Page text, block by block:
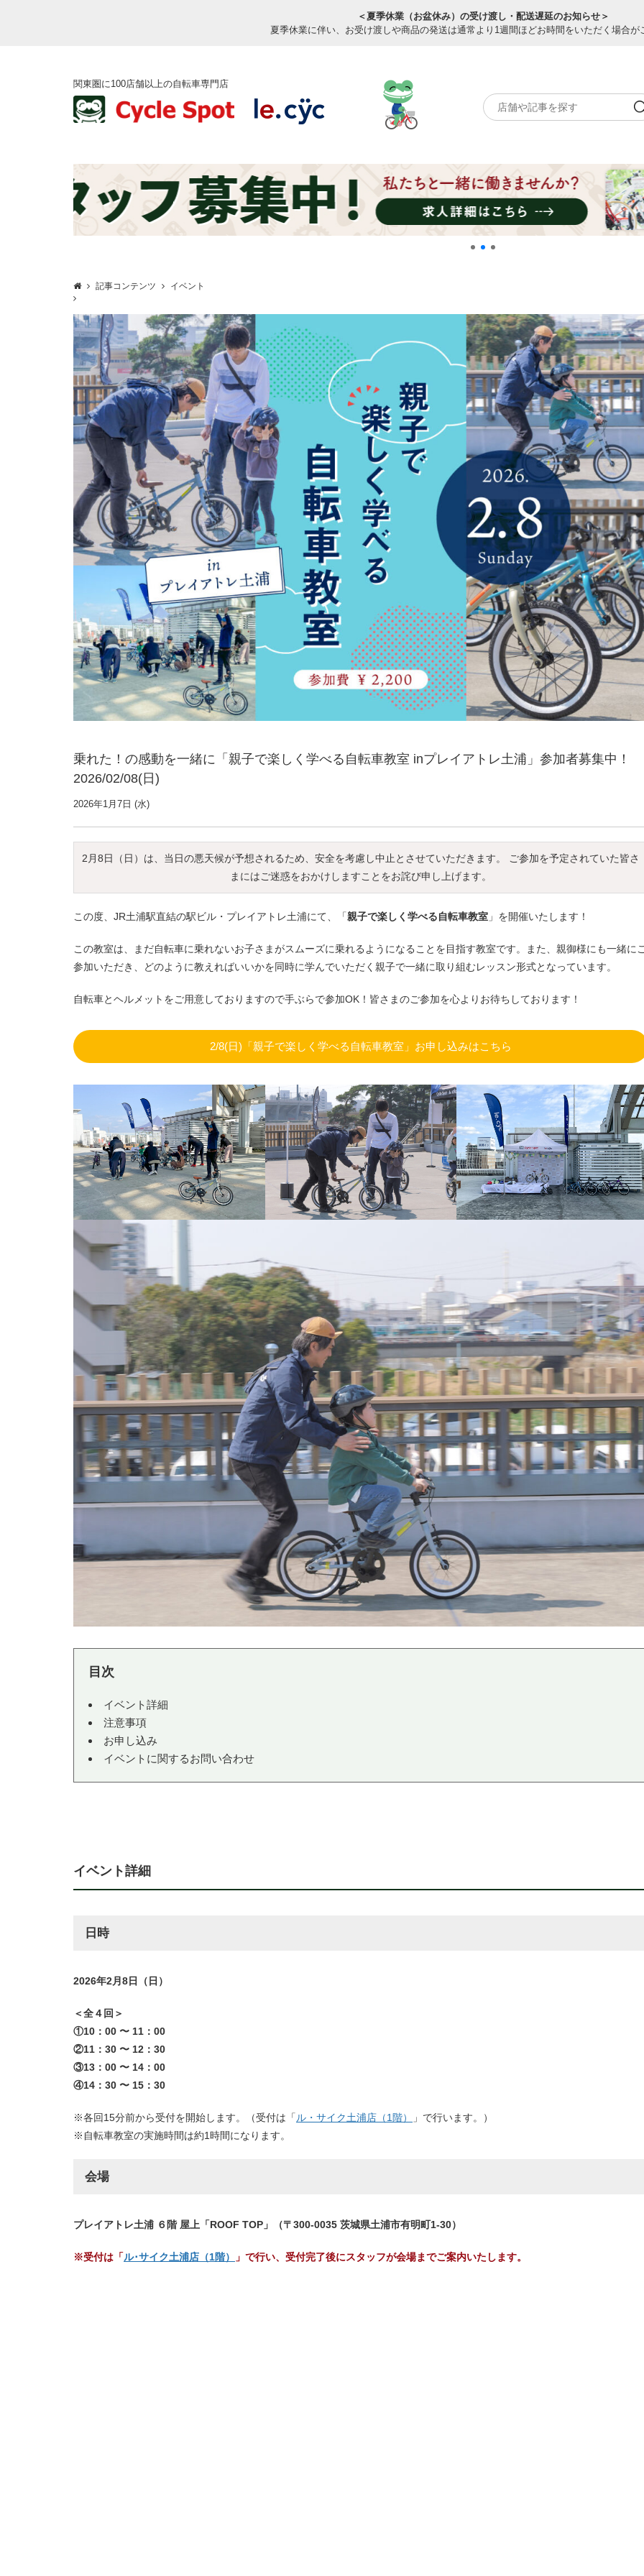
＜夏季休業（お盆休み）の受け渡し・配送遅延のお知らせ＞
夏季休業に伴い、お受け渡しや商品の発送は通常より1週間ほどお時間をいただく場合が
関東圏に100店舗以上の自転車専門店
記事コンテンツ イベント
乗れた！の感動を一緒に「親子で楽しく学べる自転車教室 inプレイアトレ土浦」参加者募集中！
2026/02/08(日)
2026年1月7日 (水)
2月8日（日）は、当日の悪天候が予想されるため、安全を考慮し中止とさせていただきます。 ご参加を予定されていた皆さ
まにはご迷惑をおかけしますことをお詫び申し上げます。
この度、JR土浦駅直結の駅ビル・プレイアトレ土浦にて、「親子で楽しく学べる自転車教室 」を開催いたします！
この教室は、まだ自転車に乗れないお子さまがスムーズに乗れるようになることを目指す教室です。また、親御様にも一緒に
参加いただき、どのように教えればいいかを同時に学んでいただく親子で一緒に取り組むレッスン形式となっています。
自転車とヘルメットをご用意しておりますので手ぶらで参加OK！皆さまのご参加を心よりお待ちしております！
2/8(日)「親子で楽しく学べる自転車教室」お申し込みはこちら
イベント詳細
注意事項
お申し込み
イベントに関するお問い合わせ
イベント詳細
日時
2026年2月8日（日）
＜全４回＞
①10：00 〜 11：00
②11：30 〜 12：30
③13：00 〜 14：00
④14：30 〜 15：30
※各回15分前から受付を開始します。（受付は「 ル・サイク土浦店（1階）
」で行います。）
※自転車教室の実施時間は約1時間になります。
会場
プレイアトレ土浦 ６階 屋上「ROOF TOP」（〒300-0035 茨城県土浦市有明町1-30）
※受付は「ル･サイク土浦店（1階） 」で行い、受付完了後にスタッフが会場までご案内いたします。